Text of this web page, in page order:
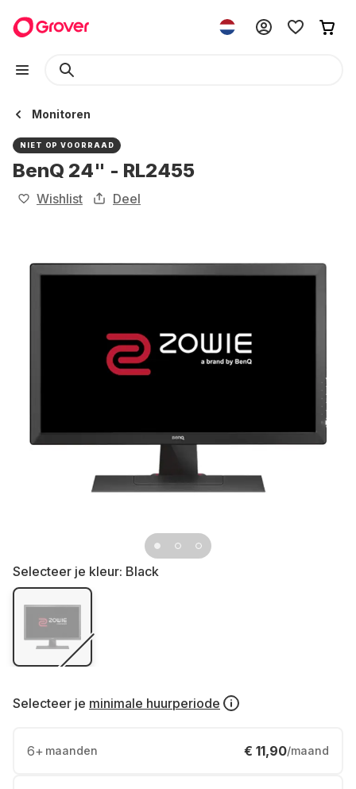
Monitoren
NIET OP VOORRAAD
BenQ 24" - RL2455
Wishlist Deel
Selecteer je kleur: Black
Selecteer je minimale huurperiode
6+ maanden € 11,90/maand